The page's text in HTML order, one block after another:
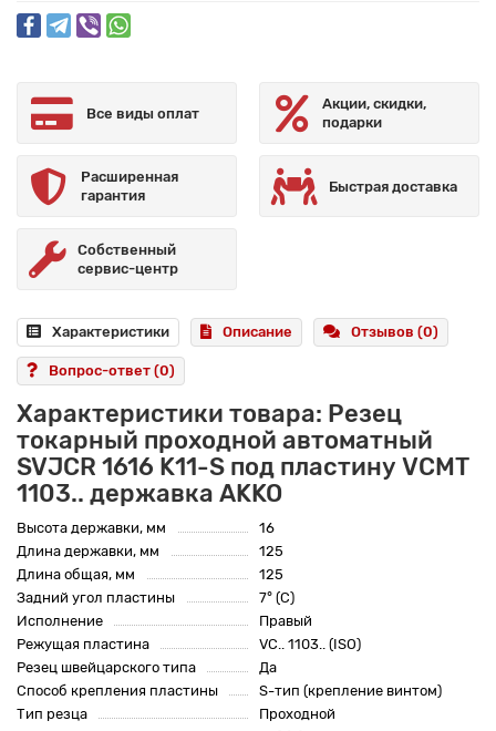
Все виды оплат
Акции, скидки,
подарки
Расширенная
гарантия
Быстрая доставка
Собственный
сервис-центр
Характеристики Описание Отзывов (0)
Вопрос-ответ (0)
Характеристики товара: Резец
токарный проходной автоматный
SVJCR 1616 K11-S под пластину VCMT
1103.. державка AKKO
Высота державки, мм
16
Длина державки, мм
125
Длина общая, мм
125
Задний угол пластины
7° (C)
Исполнение
Правый
Режущая пластина
VC.. 1103.. (ISO)
Резец швейцарского типа
Да
Способ крепления пластины
S-тип (крепление винтом)
Тип резца
Проходной